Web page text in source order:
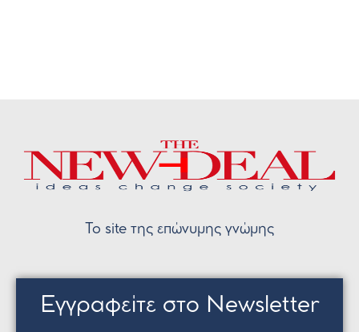
Το site της επώνυμης γνώμης
Εγγραφείτε στο Newsletter